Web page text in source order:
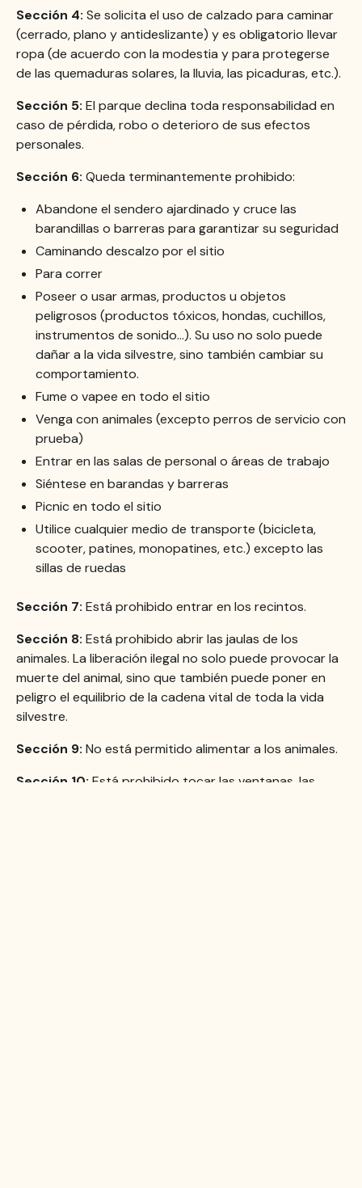
Sección 4: Se solicita el uso de calzado para caminar
(cerrado, plano y antideslizante) y es obligatorio llevar
ropa (de acuerdo con la modestia y para protegerse
de las quemaduras solares, la lluvia, las picaduras, etc.).
Sección 5: El parque declina toda responsabilidad en
caso de pérdida, robo o deterioro de sus efectos
personales.
Sección 6: Queda terminantemente prohibido:
Abandone el sendero ajardinado y cruce las
barandillas o barreras para garantizar su seguridad
Caminando descalzo por el sitio
Para correr
Poseer o usar armas, productos u objetos
peligrosos (productos tóxicos, hondas, cuchillos,
instrumentos de sonido...). Su uso no solo puede
dañar a la vida silvestre, sino también cambiar su
comportamiento.
Fume o vapee en todo el sitio
Venga con animales (excepto perros de servicio con
prueba)
Entrar en las salas de personal o áreas de trabajo
Siéntese en barandas y barreras
Picnic en todo el sitio
Utilice cualquier medio de transporte (bicicleta,
scooter, patines, monopatines, etc.) excepto las
sillas de ruedas
Sección 7: Está prohibido entrar en los recintos.
Sección 8: Está prohibido abrir las jaulas de los
animales. La liberación ilegal no solo puede provocar la
muerte del animal, sino que también puede poner en
peligro el equilibrio de la cadena vital de toda la vida
silvestre.
Sección 9: No está permitido alimentar a los animales.
Sección 10: Está prohibido tocar las ventanas, las